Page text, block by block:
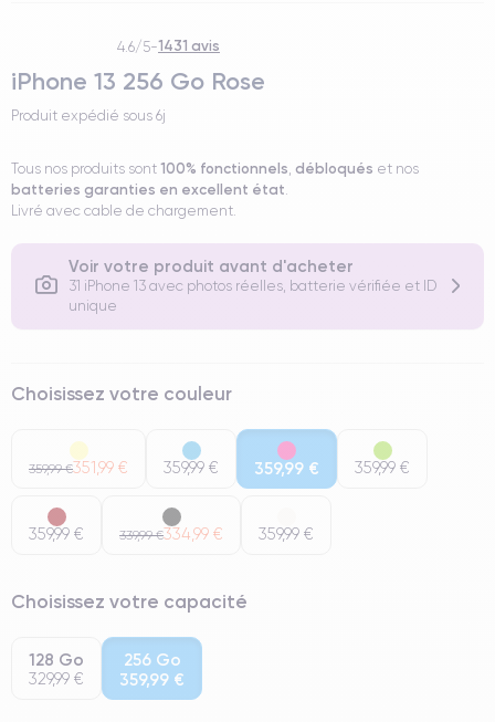
4.6/5-1431 avis
iPhone 13 256 Go Rose
Produit expédié sous 6j
Tous nos produits sont 100% fonctionnels, débloqués et nos
batteries garanties en excellent état.
Livré avec cable de chargement.
Voir votre produit avant d'acheter
31 iPhone 13 avec photos réelles, batterie vérifiée et ID
unique
Choisissez votre couleur
359,99 €351,99 € 359,99 € 359,99 € 359,99 €
359,99 € 339,99 €334,99 € 359,99 €
Choisissez votre capacité
128 Go
329,99 €
256 Go
359,99 €